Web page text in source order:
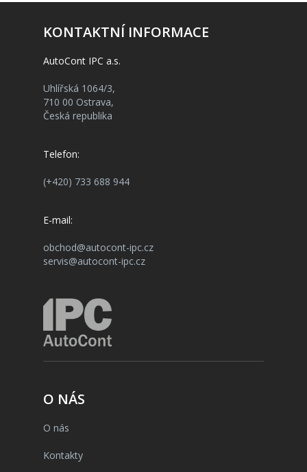
KONTAKTNÍ INFORMACE
AutoCont IPC a.s.
Uhlířská 1064/3,
710 00 Ostrava,
Česká republika
Telefon:
(+420) 733 688 944
E-mail:
obchod@autocont-ipc.cz
servis@autocont-ipc.cz
O NÁS
O nás
Kontakty